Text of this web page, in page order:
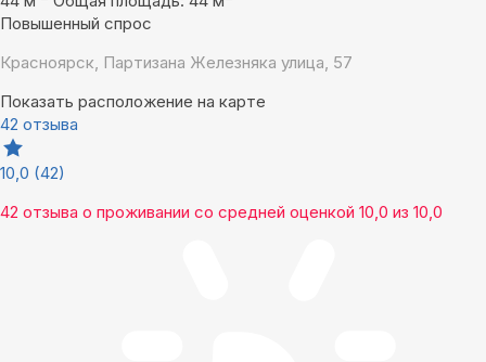
Повышенный спрос
Красноярск, Партизана Железняка улица, 57
Показать расположение на карте
42 отзыва
10,0 (42)
42 отзыва о проживании со средней оценкой 10,0 из 10,0